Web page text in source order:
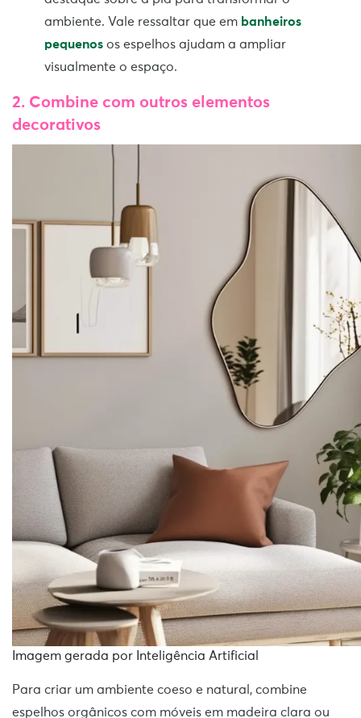
ambiente. Vale ressaltar que em banheiros
pequenos os espelhos ajudam a ampliar
visualmente o espaço.
2. Combine com outros elementos
decorativos
Imagem gerada por Inteligência Artificial
Para criar um ambiente coeso e natural, combine
espelhos orgânicos com móveis em madeira clara ou